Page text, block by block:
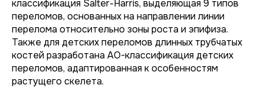
классификация Salter-Harris, выделяющая 9 типов
переломов, основанных на направлении линии
перелома относительно зоны роста и эпифиза.
Также для детских переломов длинных трубчатых
костей разработана AO-классификация детских
переломов, адаптированная к особенностям
растущего скелета.